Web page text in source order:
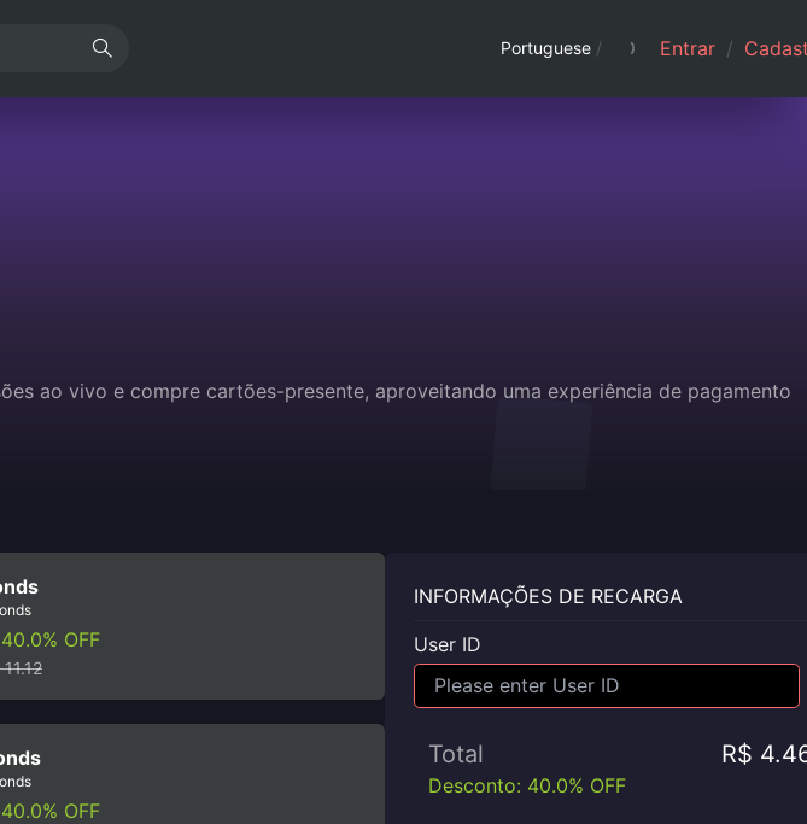
Portuguese / Entrar /
ao vivo e compre cartões-presente, aproveitando uma experiência de pagamento
OFF
OFF
INFORMAÇÕES DE RECARGA
User ID
Total R$
Desconto: 40.0% OFF